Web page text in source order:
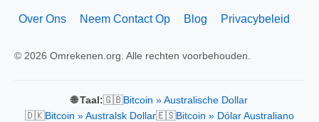
Over Ons Neem Contact Op Blog Privacybeleid
© 2026 Omrekenen.org. Alle rechten voorbehouden.
🌐 Taal:🇬🇧Bitcoin » Australische Dollar
🇩🇰Bitcoin » Australsk Dollar🇪🇸Bitcoin » Dólar Australiano